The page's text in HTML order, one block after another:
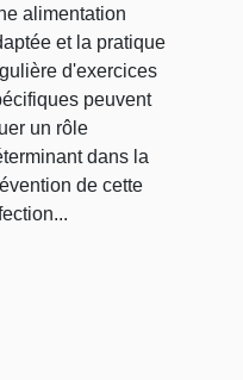
alimentation
et la pratique
d'exercices
peuvent
un rôle
dans la
de cette